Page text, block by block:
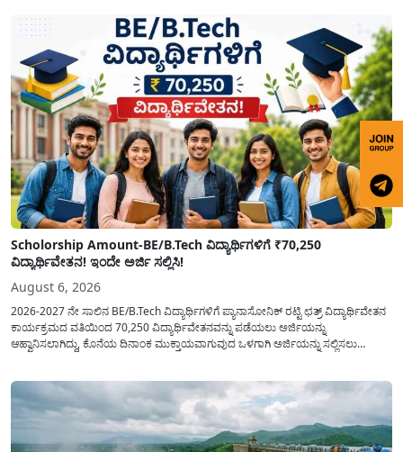
Scholorship Amount-BE/B.Tech ವಿದ್ಯಾರ್ಥಿಗಳಿಗೆ ₹70,250
ವಿದ್ಯಾರ್ಥಿವೇತನ! ಇಂದೇ ಅರ್ಜಿ ಸಲ್ಲಿಸಿ!
August 6, 2026
2026-2027 ನೇ ಸಾಲಿನ BE/B.Tech ವಿದ್ಯಾರ್ಥಿಗಳಿಗೆ ಪ್ಯಾನಾಸೋನಿಕ್ ರಟ್ಟಿ ಛತ್ರ್ ವಿದ್ಯಾರ್ಥಿವೇತನ
ಕಾರ್ಯಕ್ರಮದ ವತಿಯಿಂದ 70,250 ವಿದ್ಯಾರ್ಥಿವೇತನವನ್ನು ಪಡೆಯಲು ಅರ್ಜಿಯನ್ನು
ಆಹ್ವಾನಿಸಲಾಗಿದ್ದು, ಕೊನೆಯ ದಿನಾಂಕ ಮುಕ್ತಾಯವಾಗುವುದ ಒಳಗಾಗಿ ಅರ್ಜಿಯನ್ನು ಸಲ್ಲಿಸಲು
ಜಾರಿಗೆ...